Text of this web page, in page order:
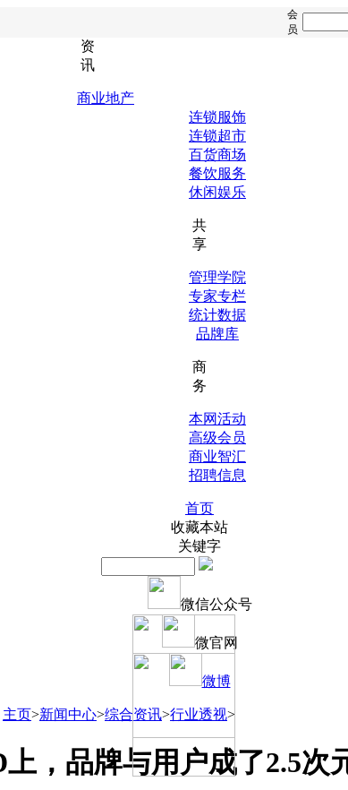
会
员
资
讯
商业地产
连锁服饰
连锁超市
百货商场
餐饮服务
休闲娱乐
共
享
管理学院
专家专栏
统计数据
品牌库
商
务
本网活动
高级会员
商业智汇
招聘信息
首页
收藏本站
关键字
微信公众号
微官网
微博
主页>新闻中心>综合资讯>行业透视>
，品牌与用户成了2.5次